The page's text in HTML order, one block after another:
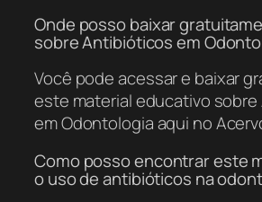
Onde posso baixar
sobre Antibióticos em
Você pode acessar e baixar
este material educativo
em Odontologia aqui no
Como posso encontrar este
o uso de antibióticos na